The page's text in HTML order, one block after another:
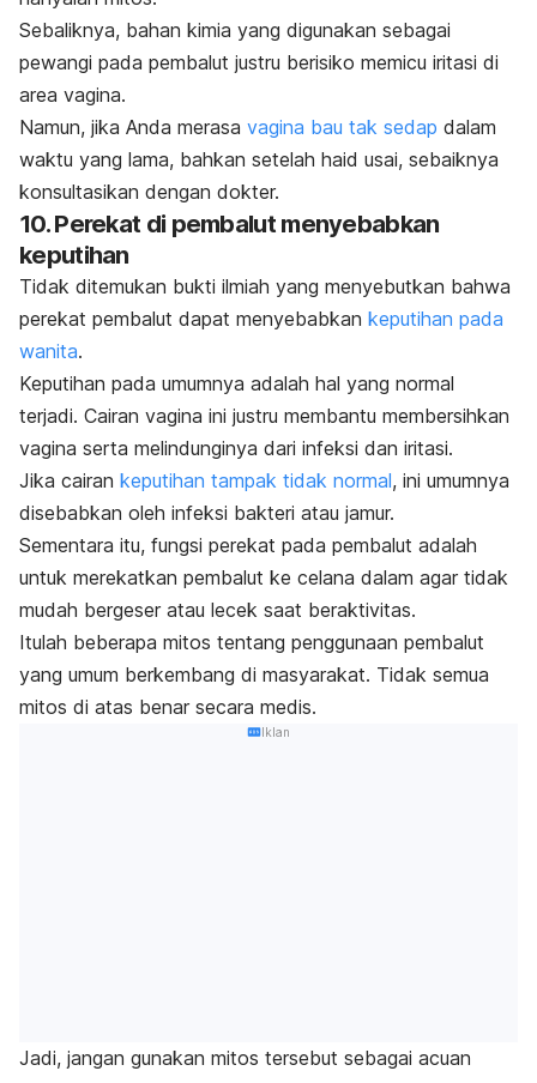
Sebaliknya, bahan kimia yang digunakan sebagai
pewangi pada pembalut justru berisiko memicu iritasi di
area vagina.
Namun, jika Anda merasa vagina bau tak sedap dalam
waktu yang lama, bahkan setelah haid usai, sebaiknya
konsultasikan dengan dokter.
10. Perekat di pembalut menyebabkan
keputihan
Tidak ditemukan bukti ilmiah yang menyebutkan bahwa
perekat pembalut dapat menyebabkan keputihan pada
wanita.
Keputihan pada umumnya adalah hal yang normal
terjadi. Cairan vagina ini justru membantu membersihkan
vagina serta melindunginya dari infeksi dan iritasi.
Jika cairan keputihan tampak tidak normal, ini umumnya
disebabkan oleh infeksi bakteri atau jamur.
Sementara itu, fungsi perekat pada pembalut adalah
untuk merekatkan pembalut ke celana dalam agar tidak
mudah bergeser atau lecek saat beraktivitas.
Itulah beberapa mitos tentang penggunaan pembalut
yang umum berkembang di masyarakat. Tidak semua
mitos di atas benar secara medis.
Iklan
Jadi, jangan gunakan mitos tersebut sebagai acuan